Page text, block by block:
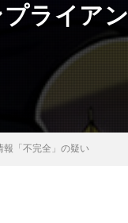
ライアン
報「不完全」の疑い